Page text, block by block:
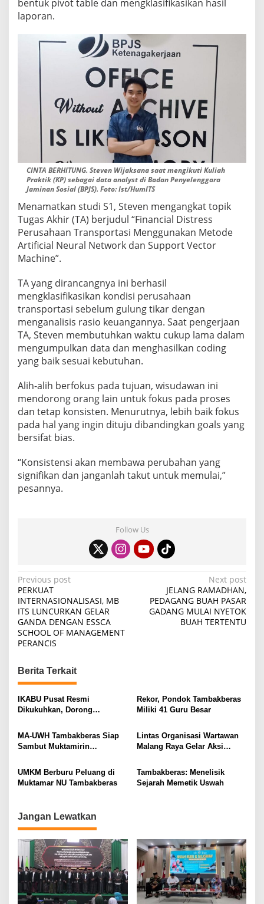
bentuk pivot table dan mengklasifikasikan hasil
laporan.
CINTA BERHITUNG. Steven Wijaksana saat mengikuti Kuliah
Praktik (KP) sebagai data analyst di Badan Penyelenggara
Jaminan Sosial (BPJS). Foto: Ist/HumITS
Menamatkan studi S1, Steven mengangkat topik
Tugas Akhir (TA) berjudul “Financial Distress
Perusahaan Transportasi Menggunakan Metode
Artificial Neural Network dan Support Vector
Machine”.
TA yang dirancangnya ini berhasil
mengklasifikasikan kondisi perusahaan
transportasi sebelum gulung tikar dengan
menganalisis rasio keuangannya. Saat pengerjaan
TA, Steven membutuhkan waktu cukup lama dalam
mengumpulkan data dan menghasilkan coding
yang baik sesuai kebutuhan.
Alih-alih berfokus pada tujuan, wisudawan ini
mendorong orang lain untuk fokus pada proses
dan tetap konsisten. Menurutnya, lebih baik fokus
pada hal yang ingin dituju dibandingkan goals yang
bersifat bias.
“Konsistensi akan membawa perubahan yang
signifikan dan janganlah takut untuk memulai,”
pesannya.
Follow Us
P
o
s
t
n
a
v
i
g
a
t
o
Previous post
PERKUAT
INTERNASIONALISASI, MB
ITS LUNCURKAN GELAR
GANDA DENGAN ESSCA
SCHOOL OF MANAGEMENT
PERANCIS
Next post
JELANG RAMADHAN,
PEDAGANG BUAH PASAR
GADANG MULAI NYETOK
BUAH TERTENTU
Berita Terkait
IKABU Pusat Resmi
Dikukuhkan, Dorong
Alumni
Rekor, Pondok Tambakberas
Miliki 41 Guru Besar
MA-UWH Tambakberas Siap
Sambut Muktamirin
Lintas Organisasi Wartawan
Malang Raya Gelar Aksi
Ireng”
UMKM Berburu Peluang di
Muktamar NU Tambakberas
Tambakberas: Menelisik
Sejarah Memetik Uswah
Jangan Lewatkan